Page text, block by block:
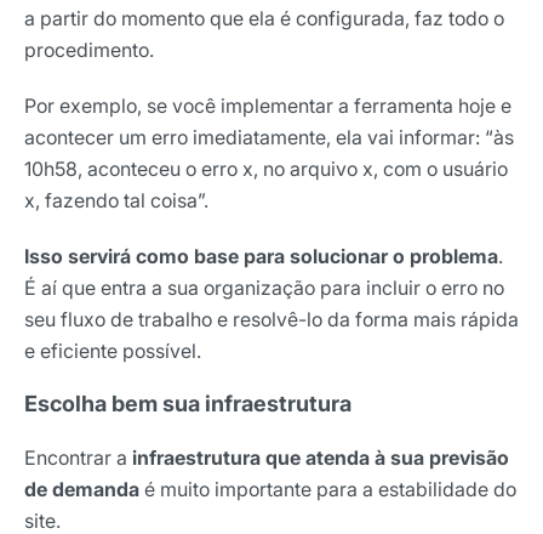
a partir do momento que ela é configurada, faz todo o
procedimento.
Por exemplo, se você implementar a ferramenta hoje e
acontecer um erro imediatamente, ela vai informar: “às
10h58, aconteceu o erro x, no arquivo x, com o usuário
x, fazendo tal coisa”.
Isso servirá como base para solucionar o problema.
É aí que entra a sua organização para incluir o erro no
seu fluxo de trabalho e resolvê-lo da forma mais rápida
e eficiente possível.
Escolha bem sua infraestrutura
Encontrar a infraestrutura que atenda à sua previsão
de demanda é muito importante para a estabilidade do
site.